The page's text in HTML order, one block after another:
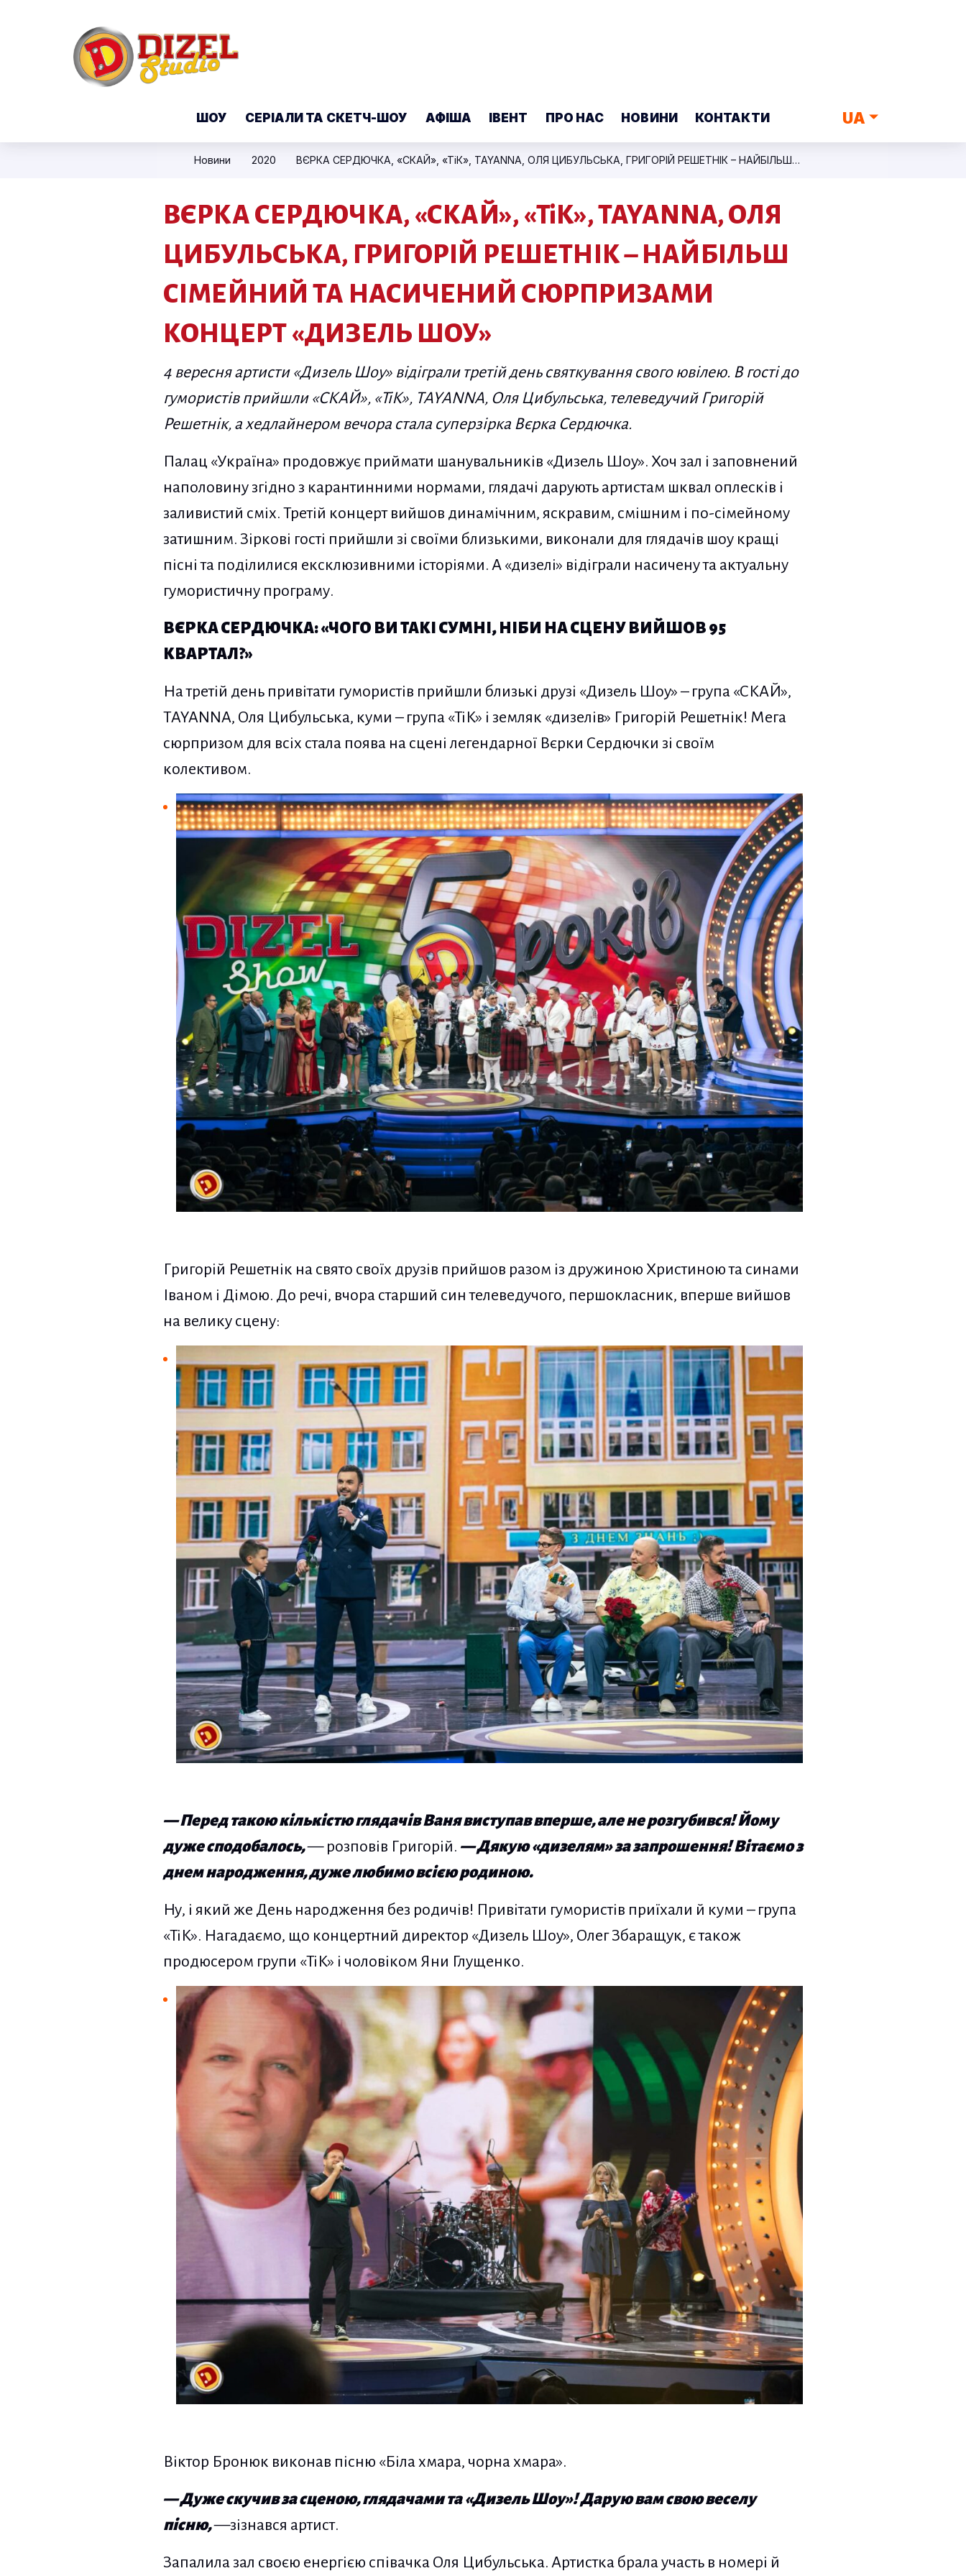
ШОУ СЕРІАЛИ ТА СКЕТЧ-ШОУ АФІША ІВЕНТ ПРО НАС НОВИНИ КОНТАКТИ UA
Новини 2020 ВЄРКА СЕРДЮЧКА, «СКАЙ», «ТіК», TAYANNA, ОЛЯ ЦИБУЛЬСЬКА, ГРИГОРІЙ РЕШЕТНІК – НАЙБІЛЬШ СІМЕЙНИЙ ТА НАСИЧЕНИЙ СЮРПРИЗАМИ КОНЦЕРТ «ДИЗЕЛЬ ШОУ»
ВЄРКА СЕРДЮЧКА, «СКАЙ», «ТіК», TAYANNA, ОЛЯ
ЦИБУЛЬСЬКА, ГРИГОРІЙ РЕШЕТНІК – НАЙБІЛЬШ
СІМЕЙНИЙ ТА НАСИЧЕНИЙ СЮРПРИЗАМИ
КОНЦЕРТ «ДИЗЕЛЬ ШОУ»
4 вересня артисти «Дизель Шоу» відіграли третій день святкування свого ювілею. В гості до
гумористів прийшли «СКАЙ», «ТіК», TAYANNA, Оля Цибульська, телеведучий Григорій
Решетнік, а хедлайнером вечора стала суперзірка Вєрка Сердючка.
Палац «Україна» продовжує приймати шанувальників «Дизель Шоу». Хоч зал і заповнений
наполовину згідно з карантинними нормами, глядачі дарують артистам шквал оплесків і
заливистий сміх. Третій концерт вийшов динамічним, яскравим, смішним і по-сімейному
затишним. Зіркові гості прийшли зі своїми близькими, виконали для глядачів шоу кращі
пісні та поділилися ексклюзивними історіями. А «дизелі» відіграли насичену та актуальну
гумористичну програму.
ВЄРКА СЕРДЮЧКА: «ЧОГО ВИ ТАКІ СУМНІ, НІБИ НА СЦЕНУ ВИЙШОВ 95
КВАРТАЛ?»
На третій день привітати гумористів прийшли близькі друзі «Дизель Шоу» – група «СКАЙ»,
TAYANNA, Оля Цибульська, куми – група «ТіК» і земляк «дизелів» Григорій Решетнік! Мега
сюрпризом для всіх стала поява на сцені легендарної Вєрки Сердючки зі своїм
колективом.
Григорій Решетнік на свято своїх друзів прийшов разом із дружиною Христиною та синами
Іваном і Дімою. До речі, вчора старший син телеведучого, першокласник, вперше вийшов
на велику сцену:
— Перед такою кількістю глядачів Ваня виступав вперше, але не розгубився! Йому
дуже сподобалось,— розповів Григорій. — Дякую «дизелям» за запрошення! Вітаємо з
днем народження, дуже любимо всією родиною.
Ну, і який же День народження без родичів! Привітати гумористів приїхали й куми – група
«ТіК». Нагадаємо, що концертний директор «Дизель Шоу», Олег Збаращук, є також
продюсером групи «ТіК» і чоловіком Яни Глущенко.
Віктор Бронюк виконав пісню «Біла хмара, чорна хмара».
— Дуже скучив за сценою, глядачами та «Дизель Шоу»! Дарую вам свою веселу
пісню,—зізнався артист.
Запалила зал своєю енергією співачка Оля Цибульська. Артистка брала участь в номері й